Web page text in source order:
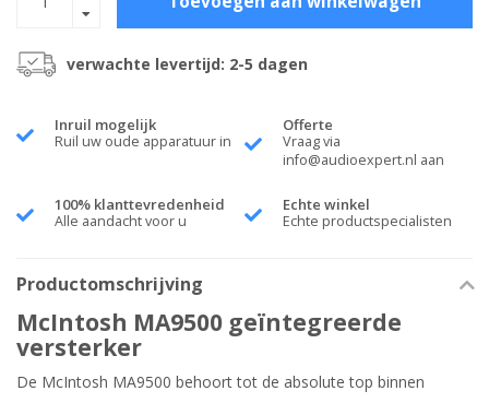
verwachte levertijd: 2-5 dagen
Inruil mogelijk
Ruil uw oude apparatuur in
Offerte
Vraag via
info@audioexpert.nl aan
100% klanttevredenheid
Alle aandacht voor u
Echte winkel
Echte productspecialisten
Productomschrijving
McIntosh MA9500 geïntegreerde
versterker
De McIntosh MA9500 behoort tot de absolute top binnen